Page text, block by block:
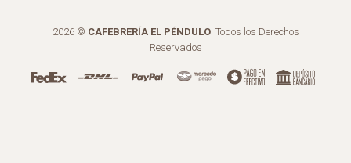
2026 © CAFEBRERÍA EL PÉNDULO. Todos los Derechos
Reservados